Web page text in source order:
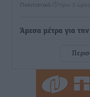
Πολιτιστικά πριν 3 ώρες
Άμεσα μέτρα για
ανακοίνωσε ο
Iατρικός Σύλλογος